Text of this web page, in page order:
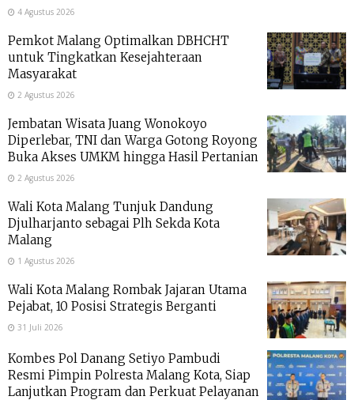
4 Agustus 2026
Pemkot Malang Optimalkan DBHCHT
untuk Tingkatkan Kesejahteraan
Masyarakat
2 Agustus 2026
Jembatan Wisata Juang Wonokoyo
Diperlebar, TNI dan Warga Gotong Royong
Buka Akses UMKM hingga Hasil Pertanian
2 Agustus 2026
Wali Kota Malang Tunjuk Dandung
Djulharjanto sebagai Plh Sekda Kota
Malang
1 Agustus 2026
Wali Kota Malang Rombak Jajaran Utama
Pejabat, 10 Posisi Strategis Berganti
31 Juli 2026
Kombes Pol Danang Setiyo Pambudi
Resmi Pimpin Polresta Malang Kota, Siap
Lanjutkan Program dan Perkuat Pelayanan